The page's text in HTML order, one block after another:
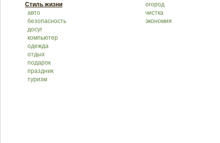
Стиль жизни
авто
безопасность
досуг
компьютер
одежда
отдых
подарок
праздник
туризм
огород
чистка
экономия